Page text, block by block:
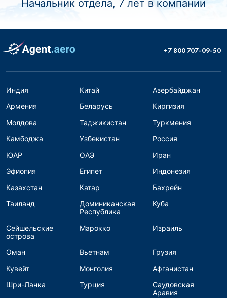
Начальник отдела, 7 лет в компании
+7 800 707-09-50
Индия Китай
Азербайджан
Армения
Беларусь
Киргизия
Молдова
Таджикистан
Туркмения
Камбоджа
Узбекистан
Россия
ЮАР
ОАЭ
Иран
Эфиопия
Египет
Индонезия
Казахстан
Катар
Бахрейн
Таиланд
Доминиканская
Республика
Куба
Сейшельские
острова
Марокко Израиль
Оман Вьетнам
Грузия
Кувейт
Монголия
Афганистан
Шри-Ланка
Турция
Саудовская
Аравия